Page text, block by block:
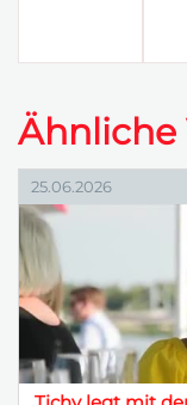
Ähnliche
25.06.2026